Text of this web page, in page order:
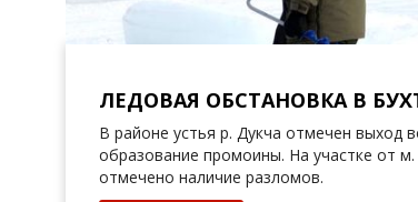
ЛЕДОВАЯ ОБСТАНОВКА В
В районе устья р. Дукча отмечен выход
образование промоины. На участке от
отмечено наличие разломов.